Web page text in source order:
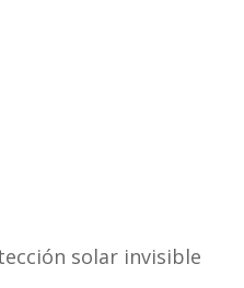
solar invisible